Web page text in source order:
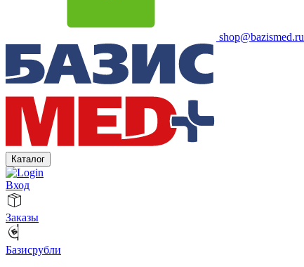
shop@bazismed.ru
Каталог
Вход
Заказы
Базисрубли